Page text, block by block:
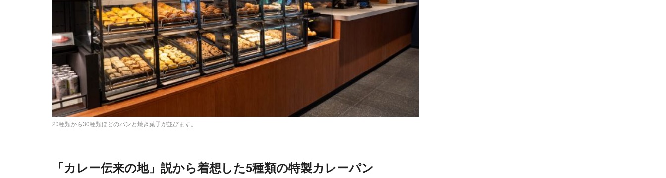
20種類から30種類ほどのパンと焼き菓子が並びます。
「カレー伝来の地」説から着想した5種類の特製カレーパン